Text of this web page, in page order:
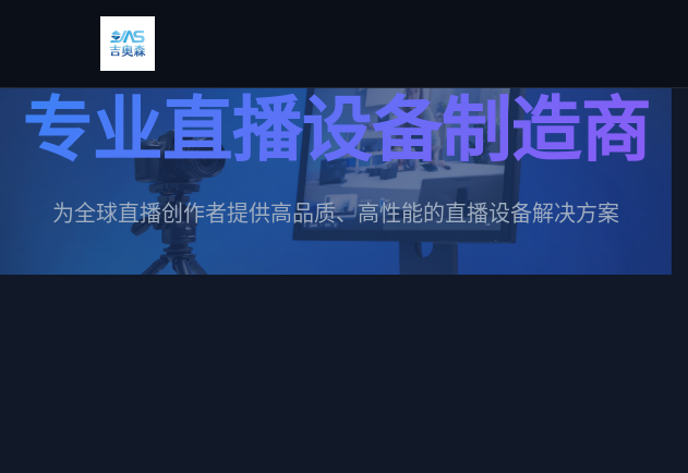
专业直播设备制造商
为全球直播创作者提供高品质、高性能的直播设备解决方案